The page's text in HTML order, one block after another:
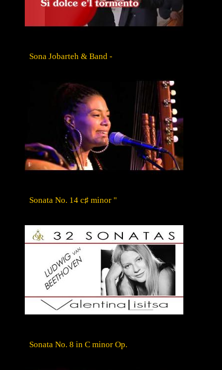
Sona Jobarteh & Band -
Sonata No. 14 c♯ minor "
Sonata No. 8 in C minor Op.